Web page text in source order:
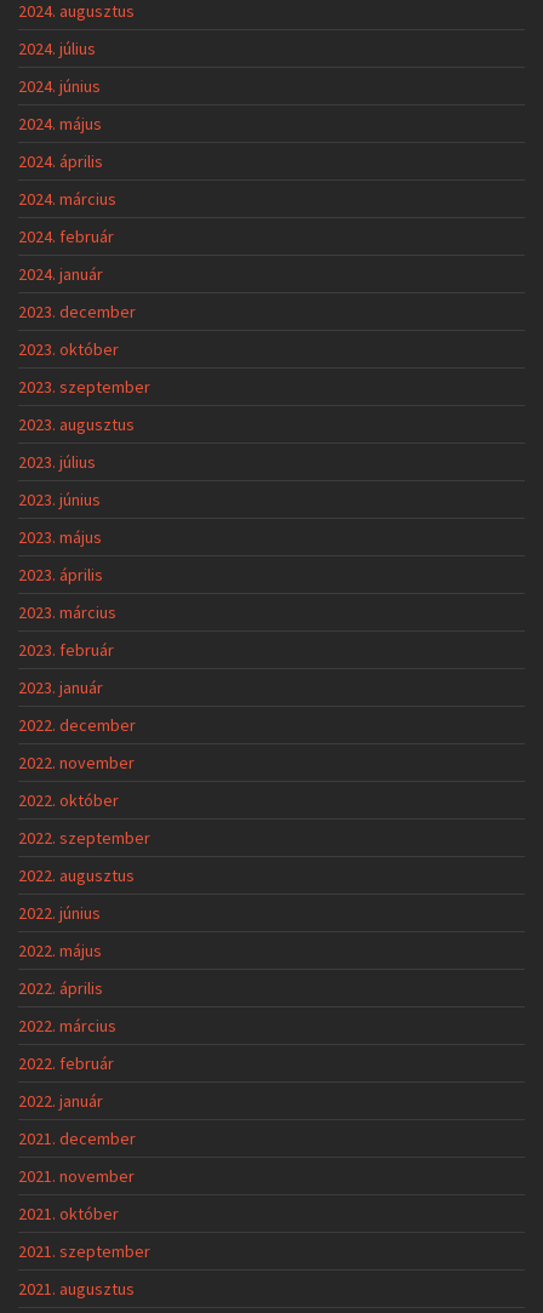
2024. augusztus
2024. július
2024. június
2024. május
2024. április
2024. március
2024. február
2024. január
2023. december
2023. október
2023. szeptember
2023. augusztus
2023. július
2023. június
2023. május
2023. április
2023. március
2023. február
2023. január
2022. december
2022. november
2022. október
2022. szeptember
2022. augusztus
2022. június
2022. május
2022. április
2022. március
2022. február
2022. január
2021. december
2021. november
2021. október
2021. szeptember
2021. augusztus